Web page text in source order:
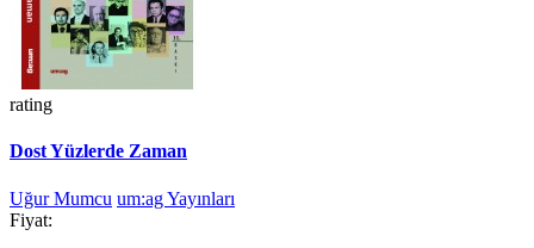
rating
Dost Yüzlerde Zaman
Uğur Mumcu um:ag Yayınları
Fiyat: